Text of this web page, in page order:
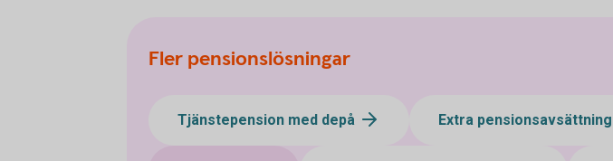
Fler pensionslösningar
Tjänstepension med depå Extra pensionsavsättning